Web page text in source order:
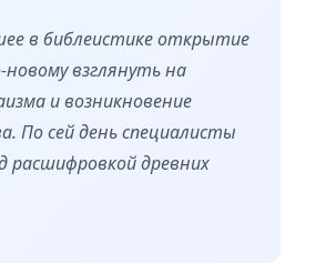
в библеистике открытие
взглянуть на
и возникновение
По сей день специалисты
расшифровкой древних